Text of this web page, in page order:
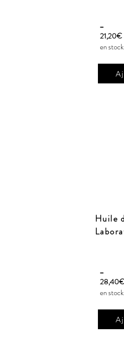
_
21,20€
en
Huile
_
28,40€
en